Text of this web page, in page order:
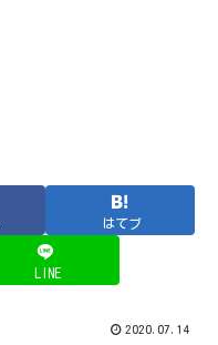
はてブ
LINE
2020.07.14